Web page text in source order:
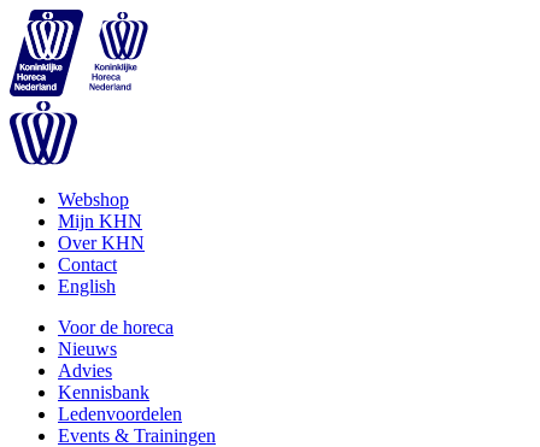
Webshop
Mijn KHN
Over KHN
Contact
English
Voor de horeca
Nieuws
Advies
Kennisbank
Ledenvoordelen
Events & Trainingen